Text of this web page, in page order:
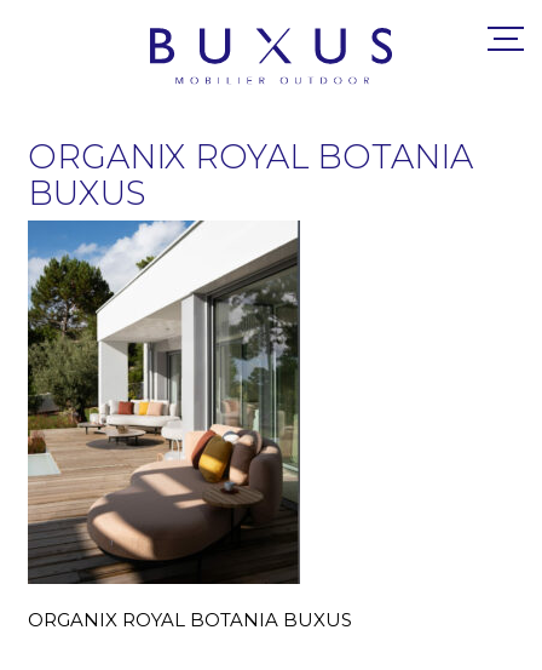
ORGANIX ROYAL BOTANIA
BUXUS
ORGANIX ROYAL BOTANIA BUXUS